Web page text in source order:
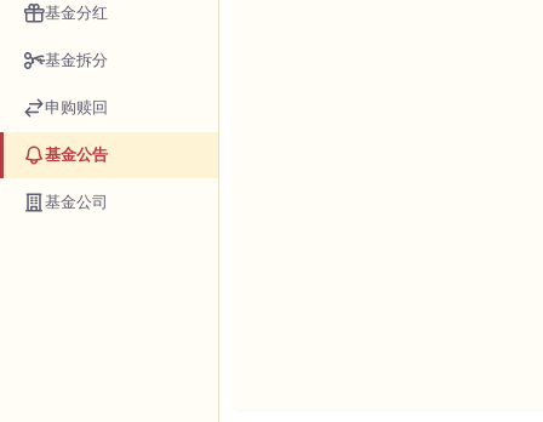
基金分红
基金拆分
申购赎回
基金公告
基金公司